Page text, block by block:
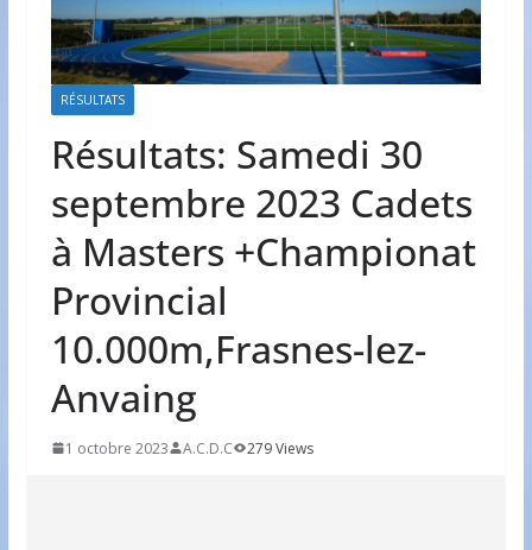
RÉSULTATS
Résultats: Samedi 30
septembre 2023 Cadets
à Masters +Championat
Provincial
10.000m,Frasnes-lez-
Anvaing
1 octobre 2023 A.C.D.C 279 Views